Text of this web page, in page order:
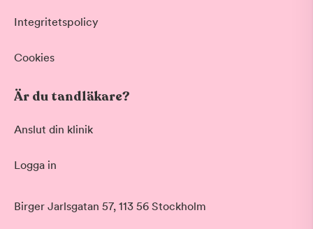
Integritetspolicy
Cookies
Är du tandläkare?
Anslut din klinik
Logga in
Birger Jarlsgatan 57, 113 56 Stockholm